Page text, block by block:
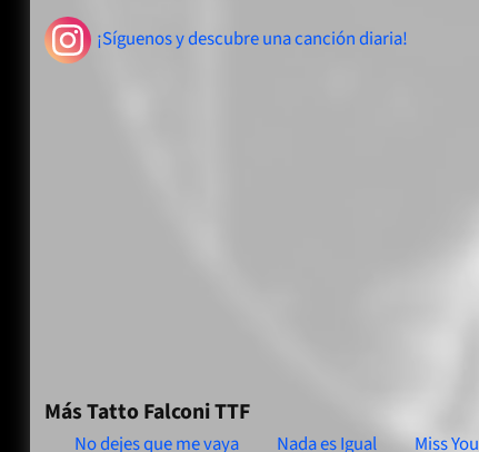
¡Síguenos y descubre una canción diaria!
Más Tatto Falconi TTF
No dejes que me vaya Nada es Igual Miss You